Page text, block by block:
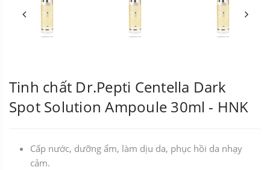
Tinh chất Dr.Pepti Centella Dark
Spot Solution Ampoule 30ml - HNK
Cấp nước, dưỡng ẩm, làm dịu da, phục hồi da nhạy
cảm.